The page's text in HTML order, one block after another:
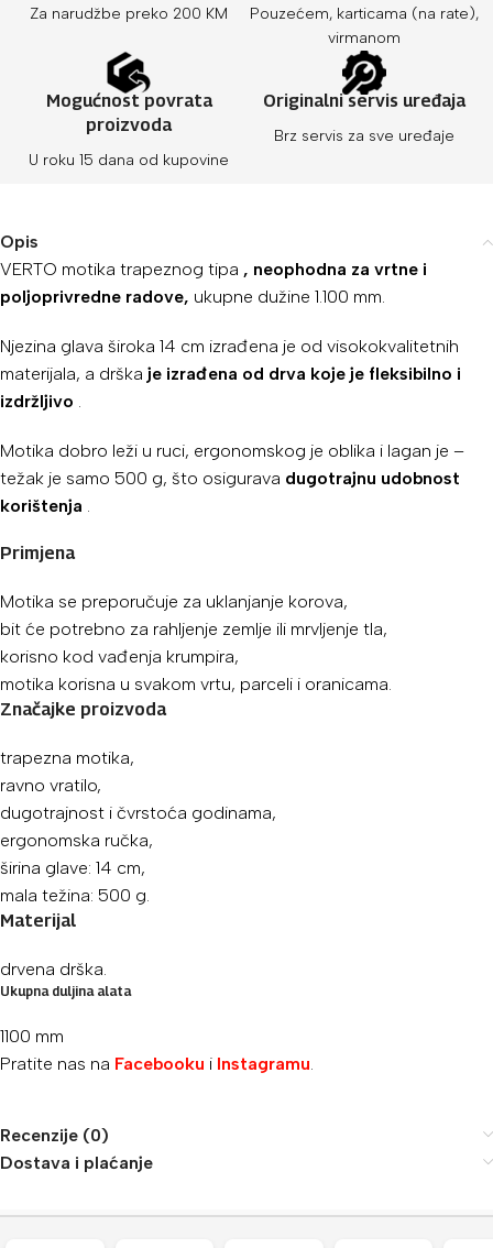
Za narudžbe preko 200 KM
Pouzećem, karticama (na rate),
virmanom
Mogućnost povrata
proizvoda
U roku 15 dana od kupovine
Originalni servis uređaja
Brz servis za sve uređaje
Opis
VERTO motika trapeznog tipa , neophodna za vrtne i
poljoprivredne radove, ukupne dužine 1.100 mm.
Njezina glava široka 14 cm izrađena je od visokokvalitetnih
materijala, a drška je izrađena od drva koje je fleksibilno i
izdržljivo
Motika dobro leži u ruci, ergonomskog je oblika i lagan je –
težak je samo 500 g, što osigurava dugotrajnu udobnost
korištenja
Primjena
Motika se preporučuje za uklanjanje korova,
bit će potrebno za rahljenje zemlje ili mrvljenje tla,
korisno kod vađenja krumpira,
motika korisna u svakom vrtu, parceli i oranicama.
Značajke proizvoda
trapezna motika,
ravno vratilo,
dugotrajnost i čvrstoća godinama,
ergonomska ručka,
širina glave: 14 cm,
mala težina: 500 g.
Materijal
drvena drška.
Ukupna duljina alata
1100 mm
Pratite nas na Facebooku i Instagramu
Recenzije (0)
Dostava i plaćanje